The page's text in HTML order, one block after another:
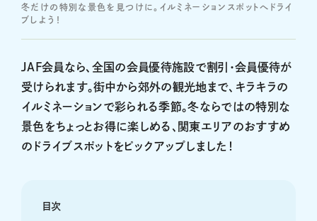
冬だけの特別な景色を見つけに。イルミネーションスポットへドライ
ブしよう！
JAF会員なら、全国の会員優待施設で割引・会員優待が
受けられます。街中から郊外の観光地まで、キラキラの
イルミネーションで彩られる季節。冬ならではの特別な
景色をちょっとお得に楽しめる、関東エリアのおすすめ
のドライブスポットをピックアップしました！
目次